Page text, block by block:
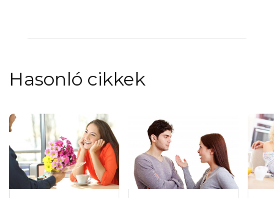
Hasonló cikkek